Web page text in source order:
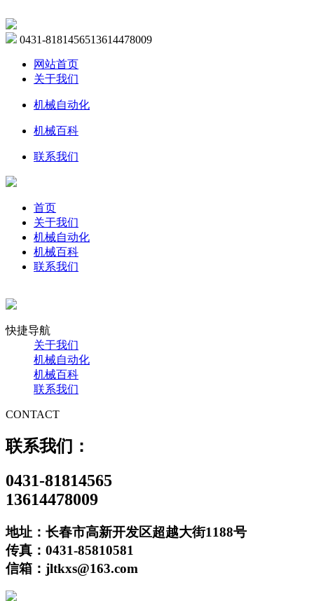
0431-8181456513614478009
网站首页
关于我们
机械自动化
机械百科
联系我们
首页
关于我们
机械自动化
机械百科
联系我们
快捷导航
关于我们
机械自动化
机械百科
联系我们
CONTACT
联系我们：
0431-81814565
13614478009
地址：长春市高新开发区超越大街1188号
传真：0431-85810581
信箱：jltkxs@163.com